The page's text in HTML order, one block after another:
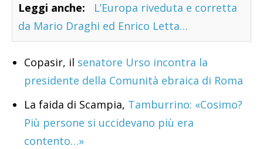
Leggi anche:
L’Europa riveduta e corretta
da Mario Draghi ed Enrico Letta…
Copasir, il senatore Urso incontra la
presidente della Comunità ebraica di Roma
La faida di Scampia, Tamburrino: «Cosimo?
Più persone si uccidevano più era
contento…»